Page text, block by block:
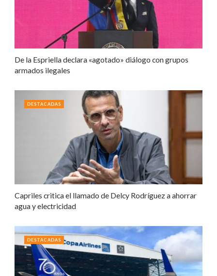
De la Espriella declara «agotado» diálogo con grupos
armados ilegales
Capriles critica el llamado de Delcy Rodríguez a ahorrar
agua y electricidad
DESTACADAS
DESTACADAS